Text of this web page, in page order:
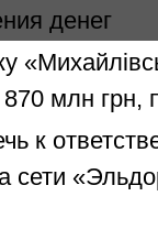
денег
870 млн
к
сети